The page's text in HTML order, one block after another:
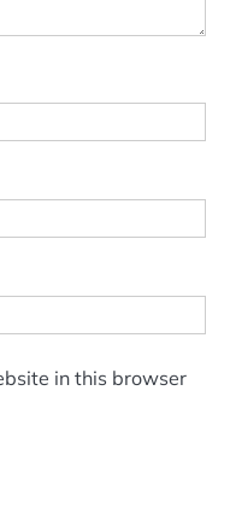
in this browser